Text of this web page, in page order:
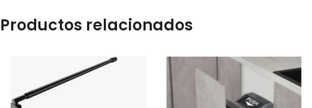
Productos relacionados